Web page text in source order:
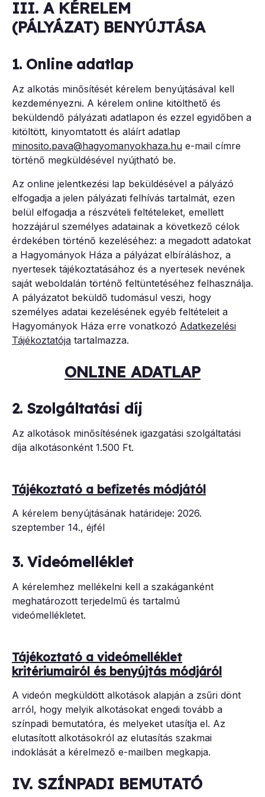
III. A KÉRELEM
(PÁLYÁZAT) BENYÚJTÁSA
1. Online adatlap
Az alkotás minősítését kérelem benyújtásával kell
kezdeményezni. A kérelem online kitölthető és
beküldendő pályázati adatlapon és ezzel egyidőben a
kitöltött, kinyomtatott és aláírt adatlap
minosito.pava@hagyomanyokhaza.hu e-mail címre
történő megküldésével nyújtható be.
Az online jelentkezési lap beküldésével a pályázó
elfogadja a jelen pályázati felhívás tartalmát, ezen
belül elfogadja a részvételi feltételeket, emellett
hozzájárul személyes adatainak a következő célok
érdekében történő kezeléséhez: a megadott adatokat
a Hagyományok Háza a pályázat elbíráláshoz, a
nyertesek tájékoztatásához és a nyertesek nevének
saját weboldalán történő feltüntetéséhez felhasználja.
A pályázatot beküldő tudomásul veszi, hogy
személyes adatai kezelésének egyéb feltételeit a
Hagyományok Háza erre vonatkozó Adatkezelési
Tájékoztatója tartalmazza.
ONLINE ADATLAP
2. Szolgáltatási díj
Az alkotások minősítésének igazgatási szolgáltatási
díja alkotásonként 1.500 Ft.
Tájékoztató a befizetés módjától
A kérelem benyújtásának határideje: 2026.
szeptember 14., éjfél
3. Videómelléklet
A kérelemhez mellékelni kell a szakáganként
meghatározott terjedelmű és tartalmú
videómellékletet.
Tájékoztató a videómelléklet
kritériumairól és benyújtás módjáról
A videón megküldött alkotások alapján a zsűri dönt
arról, hogy melyik alkotásokat engedi tovább a
színpadi bemutatóra, és melyeket utasítja el. Az
elutasított alkotásokról az elutasítás szakmai
indoklását a kérelmező e-mailben megkapja.
IV. SZÍNPADI BEMUTATÓ